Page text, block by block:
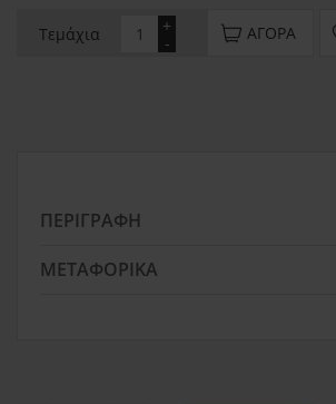
Τεμάχια -
+ ΑΓΟΡΆ
ΠΕΡΙΓΡΑΦΉ
ΜΕΤΑΦΟΡΙΚΆ